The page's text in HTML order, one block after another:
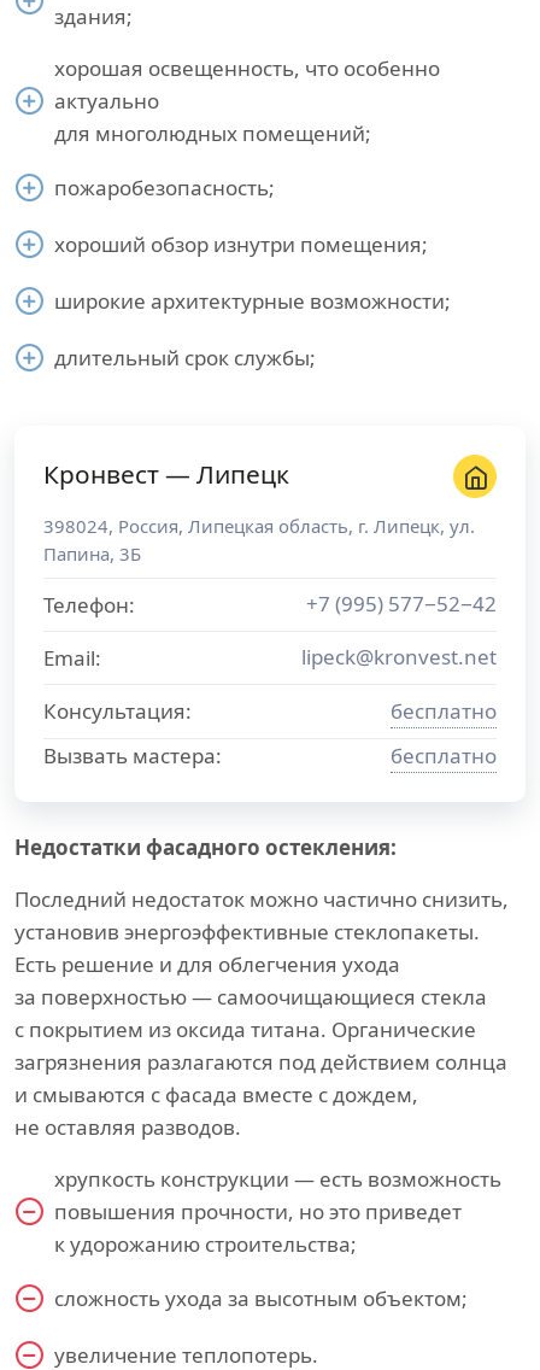
здания;
хорошая освещенность, что особенно
актуально
для многолюдных помещений;
пожаробезопасность;
хороший обзор изнутри помещения;
широкие архитектурные возможности;
длительный срок службы;
Кронвест — Липецк
398024, Россия, Липецкая область, г. Липецк, ул.
Папина, 3Б
Телефон:
+7 (995) 577−52−42
Email:
lipeck@kronvest.net
Консультация:
бесплатно
Вызвать мастера:
бесплатно
Недостатки фасадного остекления:
Последний недостаток можно частично снизить,
установив энергоэффективные стеклопакеты.
Есть решение и для облегчения ухода
за поверхностью — самоочищающиеся стекла
с покрытием из оксида титана. Органические
загрязнения разлагаются под действием солнца
и смываются с фасада вместе с дождем,
не оставляя разводов.
хрупкость конструкции — есть возможность
повышения прочности, но это приведет
к удорожанию строительства;
сложность ухода за высотным объектом;
увеличение теплопотерь.